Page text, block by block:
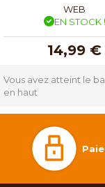
WEB
EN STOCK !
14,99 €
Vous avez atteint le
en haut